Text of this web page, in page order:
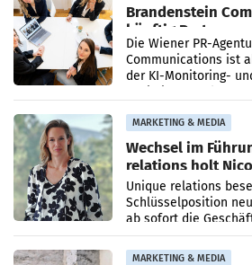
Brandenstein
künftig Partner
Die Wiener PR-
Communications ist
der KI-Monitoring-
MARKETING & MEDIA
Wechsel im
relations holt
Geschäftsleitung
Unique relations
Schlüsselposition
ab sofort die
PR-Agentur an der
Anna Kalina-Mahr.
MARKETING & MEDIA